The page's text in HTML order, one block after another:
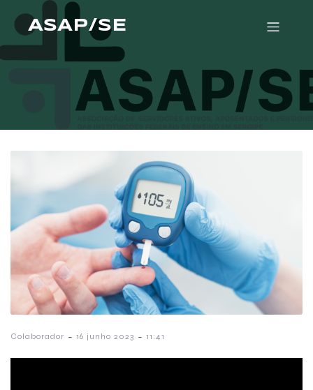
ASAP/SE
Colaborador - 16 junho 2023 - 11:41